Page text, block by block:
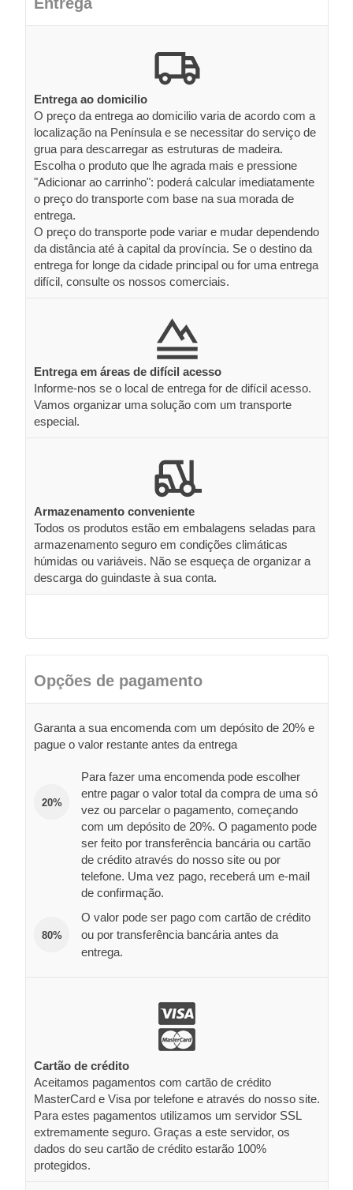
Entrega ao domicilio
O preço da entrega ao domicilio varia de acordo com a
localização na Península e se necessitar do serviço de
grua para descarregar as estruturas de madeira.
Escolha o produto que lhe agrada mais e pressione
"Adicionar ao carrinho": poderá calcular imediatamente
o preço do transporte com base na sua morada de
entrega.
O preço do transporte pode variar e mudar dependendo
da distância até à capital da província. Se o destino da
entrega for longe da cidade principal ou for uma entrega
difícil, consulte os nossos comerciais.
Entrega em áreas de difícil acesso
Informe-nos se o local de entrega for de difícil acesso.
Vamos organizar uma solução com um transporte
especial.
Armazenamento conveniente
Todos os produtos estão em embalagens seladas para
armazenamento seguro em condições climáticas
húmidas ou variáveis. Não se esqueça de organizar a
descarga do guindaste à sua conta.
Opções de pagamento
Garanta a sua encomenda com um depósito de 20% e
pague o valor restante antes da entrega
20%
Para fazer uma encomenda pode escolher
entre pagar o valor total da compra de uma só
vez ou parcelar o pagamento, começando
com um depósito de 20%. O pagamento pode
ser feito por transferência bancária ou cartão
de crédito através do nosso site ou por
telefone. Uma vez pago, receberá um e-mail
de confirmação.
80%
O valor pode ser pago com cartão de crédito
ou por transferência bancária antes da
entrega.
Cartão de crédito
Aceitamos pagamentos com cartão de crédito
MasterCard e Visa por telefone e através do nosso site.
Para estes pagamentos utilizamos um servidor SSL
extremamente seguro. Graças a este servidor, os
dados do seu cartão de crédito estarão 100%
protegidos.